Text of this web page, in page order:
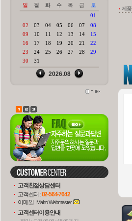
고객친절상담센터
고객센터 :02-564-7642
이메일 :Mail to Webmaster
고객센터이용안내
제품